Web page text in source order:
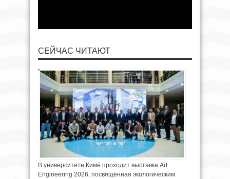
СЕЙЧАС ЧИТАЮТ
В университете Кимё проходит выставка Art
Engineering 2026, посвящённая экологическим